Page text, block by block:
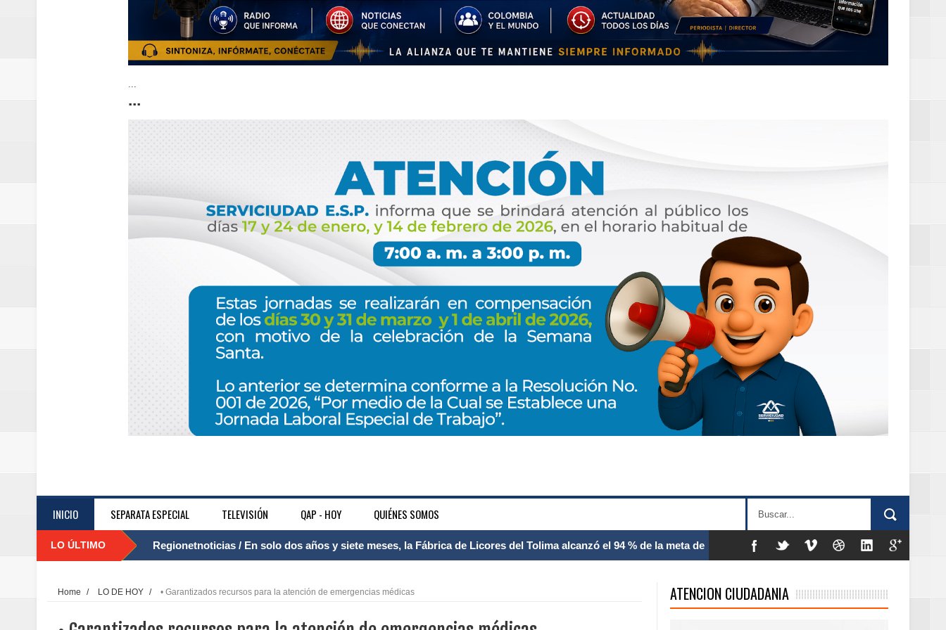
...
...
INICIO SEPARATA ESPECIAL TELEVISIÓN QAP - HOY QUIÉNES SOMOS
LO ÚLTIMO Regionetnoticias / El Aeropuerto Internacional Matecaña fortalece su conectividad con una nueva frecuencia
Home / LO DE HOY / • Garantizados recursos para la atención de emergencias médicas ATENCION CIUDADANIA